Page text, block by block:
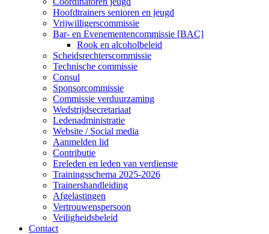
Hoofdtrainers senioren en jeugd
Vrijwilligerscommissie
Bar- en Evenementencommissie [BAC]
Rook en alcoholbeleid
Scheidsrechterscommissie
Technische commissie
Consul
Sponsorcommissie
Commissie verduurzaming
Wedstrijdsecretariaat
Ledenadministratie
Website / Social media
Aanmelden lid
Contributie
Ereleden en leden van verdienste
Trainingsschema 2025-2026
Trainershandleiding
Afgelastingen
Vertrouwenspersoon
Veiligheidsbeleid
Contact